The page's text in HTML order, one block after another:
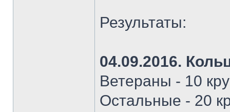
Результаты:
04.09.2016.
Ветераны - 10
Остальные - 20